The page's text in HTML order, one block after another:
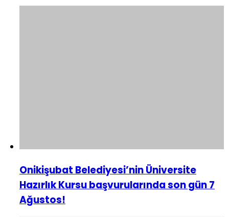
Onikişubat Belediyesi’nin Üniversite
Hazırlık Kursu başvurularında son gün 7
Ağustos!